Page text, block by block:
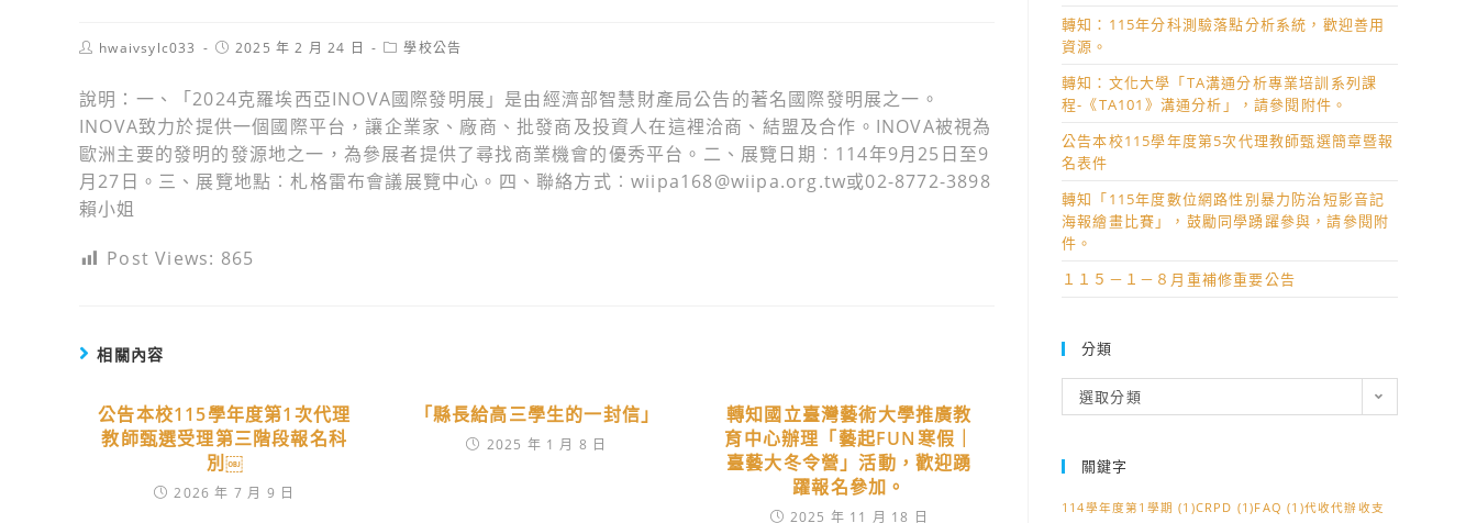
Posthwaivsylc033
Post2025 年 2 月 24 日
Post學校公告
說明：一、「2024克羅埃西亞INOVA國際發明展」是由經濟部智慧財產局公告的著名國際發明展之一。
INOVA致力於提供一個國際平台，讓企業家、廠商、批發商及投資人在這裡洽商、結盟及合作。INOVA被視為
歐洲主要的發明的發源地之一，為參展者提供了尋找商業機會的優秀平台。二、展覽日期︰114年9月25日至9
月27日。三、展覽地點︰札格雷布會議展覽中心。四、聯絡方式︰wiipa168@wiipa.org.tw或02-8772-3898
賴小姐
Post Views: 865
相關內容
公告本校115學年度第1次代理
教師甄選受理第三階段報名科
別￼
2026 年 7 月 9 日
「縣長給高三學生的一封信」
2025 年 1 月 8 日
轉知國立臺灣藝術大學推廣教
育中心辦理「藝起FUN寒假｜
臺藝大冬令營」活動，歡迎踴
躍報名參加。
2025 年 11 月 18 日
轉知：115年分科測驗落點分析系統，歡迎善用
資源。
轉知：文化大學「TA溝通分析專業培訓系列課
程-《TA101》溝通分析」，請參閱附件。
公告本校115學年度第5次代理教師甄選簡章暨報
名表件
轉知「115年度數位網路性別暴力防治短影音記
海報繪畫比賽」，鼓勵同學踴躍參與，請參閱附
件。
１１５－１－８月重補修重要公告
分類
類
選取分類
關鍵字
114學年度第1學期 (1)CRPD (1)FAQ (1)代收代辦收支